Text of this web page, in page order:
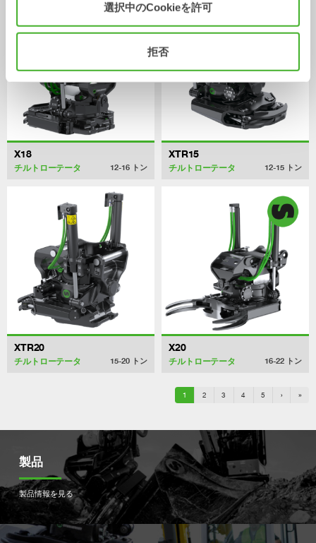
選択中のCookieを許可
拒否
X18
チルトローテータ 12-16 トン
XTR15
チルトローテータ 12-15 トン
XTR20
チルトローテータ 15-20 トン
X20
チルトローテータ 16-22 トン
1 2 3 4 5 › »
製品
製品情報を見る